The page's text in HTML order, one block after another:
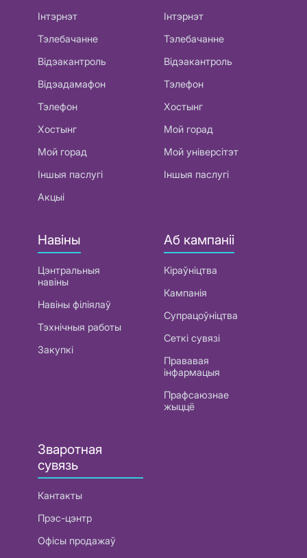
Інтэрнэт
Тэлебачанне
Відэакантроль
Відэадамафон
Тэлефон
Хостынг
Мой горад
Іншыя паслугі
Акцыі
Інтэрнэт
Тэлебачанне
Відэакантроль
Тэлефон
Хостынг
Мой горад
Мой універсітэт
Іншыя паслугі
Навіны
Цэнтральныя
навіны
Навіны філіялаў
Тэхнічныя работы
Закупкі
Аб кампаніі
Кіраўніцтва
Кампанія
Супрацоўніцтва
Сеткі сувязі
Прававая
інфармацыя
Прафсаюзнае
жыццё
Зваротная
сувязь
Кантакты
Прэс-цэнтр
Офісы продажаў